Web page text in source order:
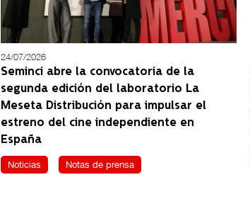
24/07/2026
Seminci abre la convocatoria de la
segunda edición del laboratorio La
Meseta Distribución para impulsar el
estreno del cine independiente en
España
Noticias Notas de prensa